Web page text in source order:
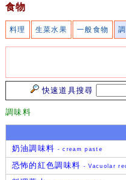
食物
料理 生菜水果 一般食物
快速道具搜尋
調味料
奶油調味料 - cream paste
恐怖的紅色調味料 - Vacuolar